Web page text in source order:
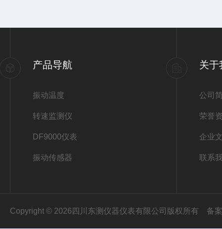
产品导航
振动温度
转速监测仪
DF9000仪表
振动传感器
关于
公司
荣誉
企业
联系
Copyright © 2026四川东测仪器仪表有限公司版权所有 备